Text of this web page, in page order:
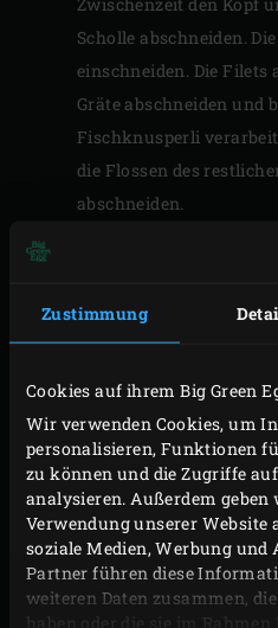
Zustimmung
Cookies auf ihrem Big Green
Wir verwenden Cookies, um
personalisieren, Funktionen
zu können und die Zugriffe
analysieren. Außerdem
Verwendung unserer Website
soziale Medien, Werbung und
Partner führen diese
weiteren Daten zusammen,
haben oder die sie im
Zwischenzeit den Kopf
Scholle abschneiden.
einschneiden. Die Filets
Gräte abschneiden und
Fischknusperli
die Flossen des
abschneiden.
Die Zwiebel schälen
Ringe schneiden und
Länge nach vierteln.
Das Schollenfilet
Schollenfilet panieren.
DieGusseisenpfanneauf
Olivenöl und Butter
Butter braun ist und